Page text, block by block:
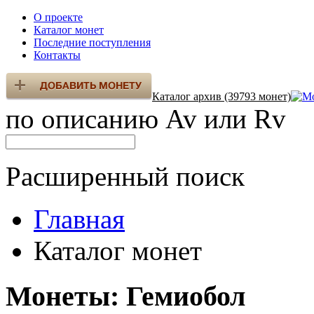
О проекте
Каталог монет
Последние поступления
Контакты
Каталог архив (39793 монет)
по описанию Av или Rv
Расширенный поиск
Главная
Каталог монет
Монеты: Гемиобол